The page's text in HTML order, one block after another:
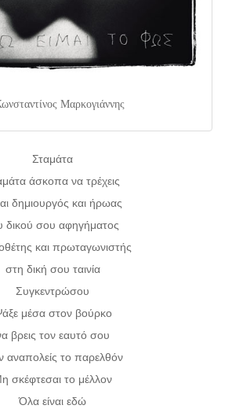
Μαρκογιάννης
Σταμάτα
άσκοπα να τρέχεις
δημιουργός και ήρωας
δικού σου αφηγήματος
και πρωταγωνιστής
στη δική σου ταινία
Συγκεντρώσου
μέσα στον βούρκο
βρεις τον εαυτό σου
αναπολείς το παρελθόν
σκέφτεσαι το μέλλον
Όλα είναι εδώ